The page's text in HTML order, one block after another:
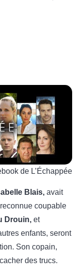
de L’Échappée
Blais, avait
coupable
Drouin, et
enfants, seront
Son copain,
des trucs.